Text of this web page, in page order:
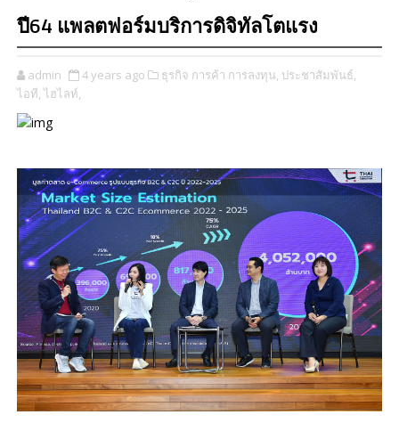
ปี64 แพลตฟอร์มบริการดิจิทัลโตแรง
admin 4 years ago ธุรกิจ การค้า การลงทุน, ประชาสัมพันธ์,
ไอที, ไฮไลท์,